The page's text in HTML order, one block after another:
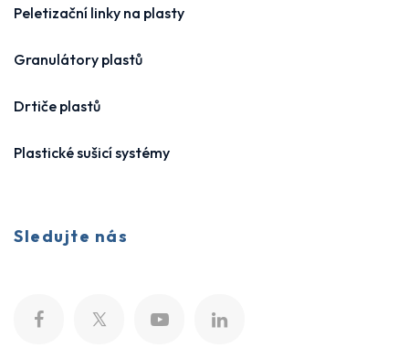
Peletizační linky na plasty
Granulátory plastů
Drtiče plastů
Plastické sušicí systémy
Sledujte nás